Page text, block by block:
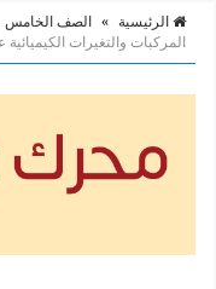
الرئيسية » الصف الخامس
المركبات والتغيرات